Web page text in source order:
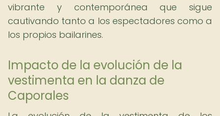
vibrante y contemporánea que sigue
cautivando tanto a los espectadores como a
los propios bailarines.
Impacto de la evolución de la
vestimenta en la danza de
Caporales